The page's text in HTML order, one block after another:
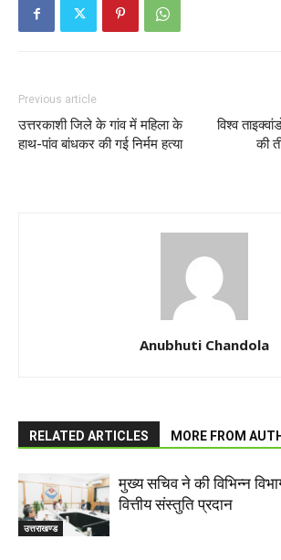
Previous article
उत्तरकाशी जिले के गांव में महिला के
हाथ-पांव बांधकर की गई निर्मम हत्या
विश्व
की
Anubhuti Chandola
RELATED ARTICLES MORE FROM
उत्तराखण्ड
मुख्य सचिव ने की विभिन्न
वित्तीय संस्तुति प्रदान